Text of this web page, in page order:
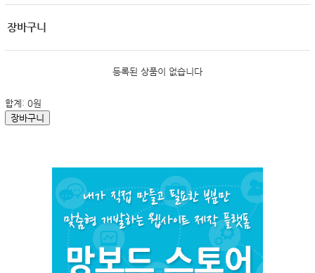
장바구니
등록된 상품이 없습니다
합계: 0원
장바구니